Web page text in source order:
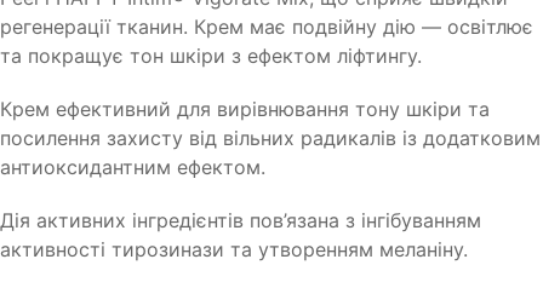
регенерації тканин. Крем має подвійну дію — освітлює
та покращує тон шкіри з ефектом ліфтингу.
Крем ефективний для вирівнювання тону шкіри та
посилення захисту від вільних радикалів із додатковим
антиоксидантним ефектом.
Дія активних інгредієнтів пов’язана з інгібуванням
активності тирозинази та утворенням меланіну.